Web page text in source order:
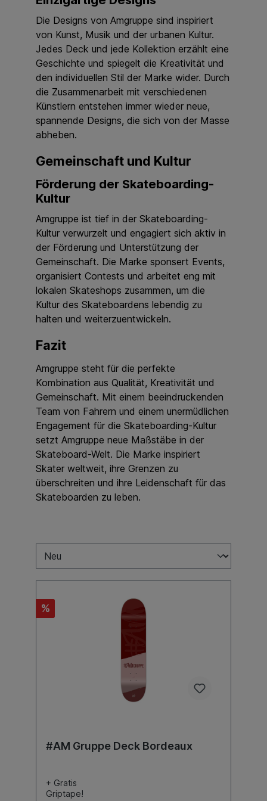
Die Designs von Amgruppe sind inspiriert
von Kunst, Musik und der urbanen Kultur.
Jedes Deck und jede Kollektion erzählt eine
Geschichte und spiegelt die Kreativität und
den individuellen Stil der Marke wider. Durch
die Zusammenarbeit mit verschiedenen
Künstlern entstehen immer wieder neue,
spannende Designs, die sich von der Masse
abheben.
Gemeinschaft und Kultur
Förderung der Skateboarding-
Kultur
Amgruppe ist tief in der Skateboarding-
Kultur verwurzelt und engagiert sich aktiv in
der Förderung und Unterstützung der
Gemeinschaft. Die Marke sponsert Events,
organisiert Contests und arbeitet eng mit
lokalen Skateshops zusammen, um die
Kultur des Skateboardens lebendig zu
halten und weiterzuentwickeln.
Fazit
Amgruppe steht für die perfekte
Kombination aus Qualität, Kreativität und
Gemeinschaft. Mit einem beeindruckenden
Team von Fahrern und einem unermüdlichen
Engagement für die Skateboarding-Kultur
setzt Amgruppe neue Maßstäbe in der
Skateboard-Welt. Die Marke inspiriert
Skater weltweit, ihre Grenzen zu
überschreiten und ihre Leidenschaft für das
Skateboarden zu leben.
%
#AM Gruppe Deck Bordeaux
+ Gratis
Griptape!